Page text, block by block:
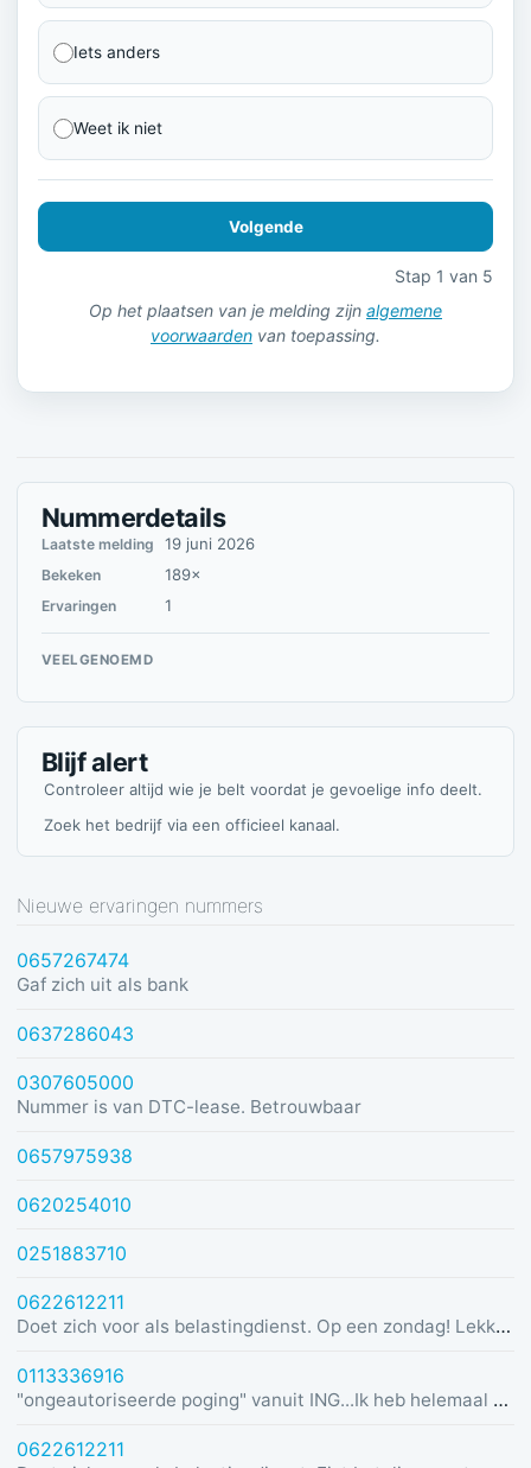
Iets anders
Weet ik niet
Volgende
Stap 1 van 5
Op het plaatsen van je melding zijn algemene
voorwaarden van toepassing.
Nummerdetails
Laatste melding 19 juni 2026
Bekeken 189×
Ervaringen 1
VEELGENOEMD
Blijf alert
Controleer altijd wie je belt voordat je gevoelige info deelt.
Zoek het bedrijf via een officieel kanaal.
Nieuwe ervaringen nummers
0657267474
Gaf zich uit als bank
0637286043
0307605000
Nummer is van DTC-lease. Betrouwbaar
0657975938
0620254010
0251883710
0622612211
Doet zich voor als belastingdienst. Op een zondag! Lekker dom
0113336916
"ongeautoriseerde poging" vanuit ING...Ik heb helemaal geen rekening bij ING :)
0622612211